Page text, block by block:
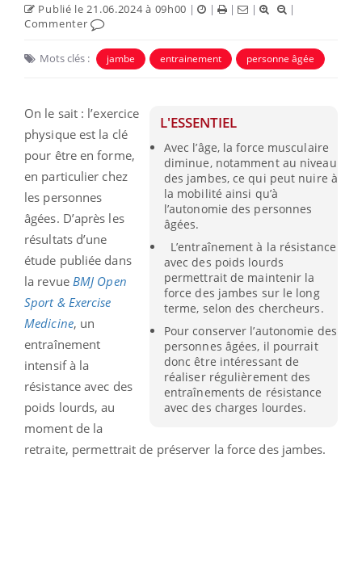
Publié le 21.06.2024 à 09h00 | | | |
|
Commenter
Mots clés : jambe entrainement personne âgée
L'ESSENTIEL
Avec l’âge, la force musculaire
diminue, notamment au niveau
des jambes, ce qui peut nuire à
la mobilité ainsi qu’à
l’autonomie des personnes
âgées.
L’entraînement à la résistance
avec des poids lourds
permettrait de maintenir la
force des jambes sur le long
terme, selon des chercheurs.
Pour conserver l’autonomie des
personnes âgées, il pourrait
donc être intéressant de
réaliser régulièrement des
entraînements de résistance
avec des charges lourdes.
On le sait : l’exercice
physique est la clé
pour être en forme,
en particulier chez
les personnes
âgées. D’après les
résultats d’une
étude publiée dans
la revueBMJ Open
Sport & Exercise
Medicine, un
entraînement
intensif à la
résistance avec des
poids lourds, au
moment de la
retraite, permettrait de préserver la force des jambes.